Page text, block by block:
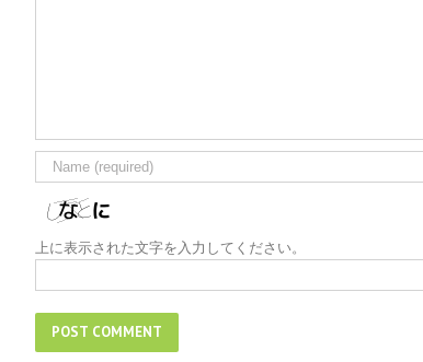
上に表示された文字を入力してください。